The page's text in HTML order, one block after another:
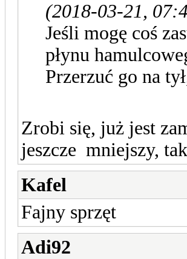
(2018-03-21,
Jeśli mogę coś
płynu
Przerzuć go na
Zrobi się, już jest
jeszcze mniejszy,
Kafel
Fajny sprzęt
Adi92